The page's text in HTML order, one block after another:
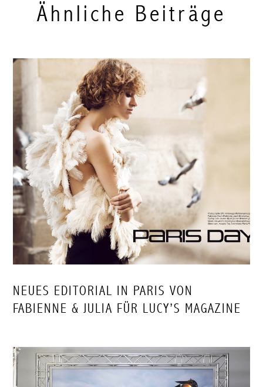
Ähnliche Beiträge
NEUES EDITORIAL IN PARIS VON
FABIENNE & JULIA FÜR LUCY’S MAGAZINE